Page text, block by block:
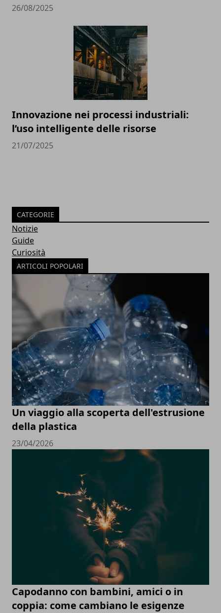
26/08/2025
Innovazione nei processi industriali:
l’uso intelligente delle risorse
21/07/2025
CATEGORIE
Notizie
Guide
Curiosità
ARTICOLI POPOLARI
Un viaggio alla scoperta dell'estrusione
della plastica
23/04/2026
Capodanno con bambini, amici o in
coppia: come cambiano le esigenze